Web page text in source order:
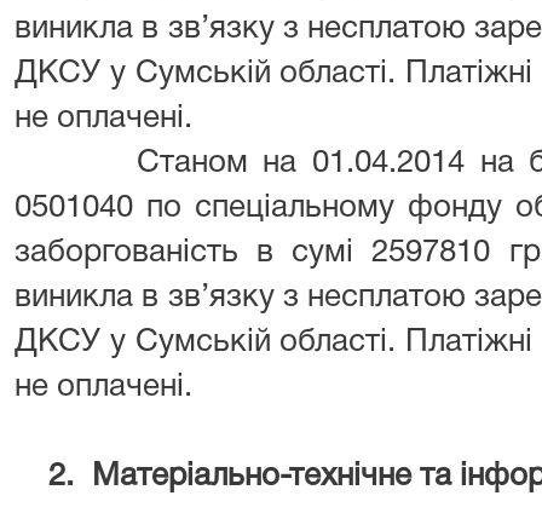
виникла в зв’язку з несплатою
ДКСУ у Сумській області.
не оплачені.
Станом на 01.04.2014 на
0501040 по спеціальному фонду
заборгованість в сумі 2597810
виникла в зв’язку з несплатою
ДКСУ у Сумській області.
не оплачені.
2. Матеріально-технічне та